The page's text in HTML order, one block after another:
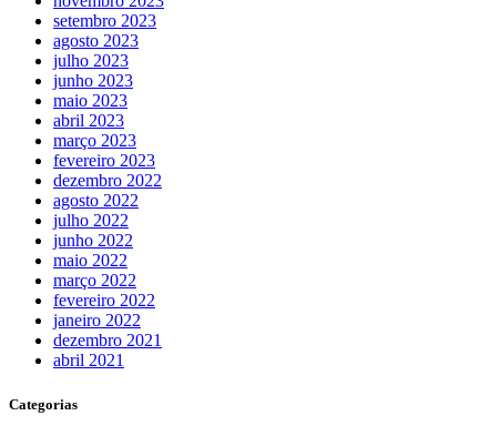
setembro 2023
agosto 2023
julho 2023
junho 2023
maio 2023
abril 2023
março 2023
fevereiro 2023
dezembro 2022
agosto 2022
julho 2022
junho 2022
maio 2022
março 2022
fevereiro 2022
janeiro 2022
dezembro 2021
abril 2021
Categorias